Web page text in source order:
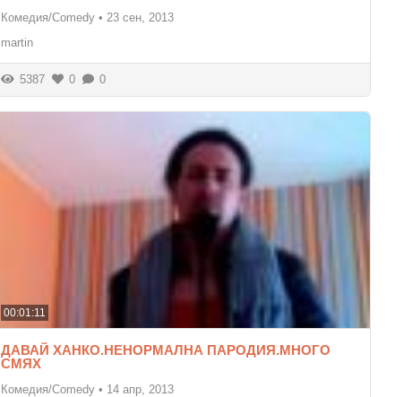
Комедия/Comedy • 23 сен, 2013
martin
5387 0 0
00:01:11
ДАВАЙ ХАНКО.НЕНОРМАЛНА ПАРОДИЯ.МНОГО
СМЯХ
Комедия/Comedy • 14 апр, 2013